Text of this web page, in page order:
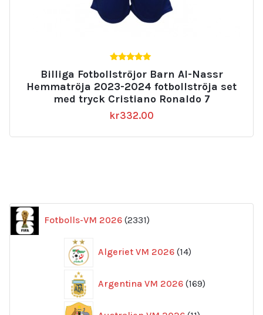
av 5
Billiga Fotbollströjor Barn Al-Nassr
Hemmatröja 2023-2024 fotbollströja set
med tryck Cristiano Ronaldo 7
kr332.00
Fotbolls-VM 2026 2331
produkter
Algeriet VM 2026 14
produkter
Argentina VM 2026 169
produkter